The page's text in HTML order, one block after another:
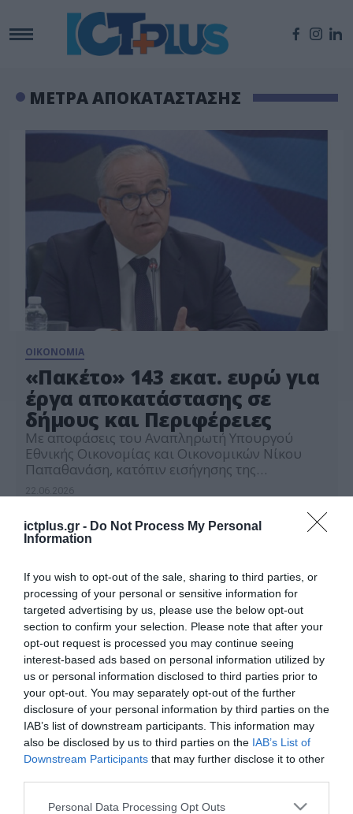
ictplus.gr - Do Not Process My Personal
Information
If you wish to opt-out of the sale, sharing to third parties, or
processing of your personal or sensitive information for
targeted advertising by us, please use the below opt-out
section to confirm your selection. Please note that after your
opt-out request is processed you may continue seeing
interest-based ads based on personal information utilized by
us or personal information disclosed to third parties prior to
your opt-out. You may separately opt-out of the further
disclosure of your personal information by third parties on the
IAB’s list of downstream participants. This information may
also be disclosed by us to third parties on the IAB’s List of
Downstream Participants that may further disclose it to other
Please note that this website/app uses one or more Google
Personal Data Processing Opt Outs
ΜΕΤΡΑ ΑΠΟΚΑΤΑΣΤΑΣΗΣ
ΟΙΚΟΝΟΜΙΑ
«Πακέτο» 143 εκατ. ευρώ για
έργα αποκατάστασης σε
δήμους και Περιφέρειες
Με αποφάσεις του Αναπληρωτή Υπουργού
Εθνικής Οικονομίας και Οικονομικών Νίκου
Παπαθανάση, κατόπιν εισήγησης της
κατανεμήθηκαν πόροι συνολικού ύψους
142.969.000 ευρώ για τη στήριξη των
Οργανισμών Τοπικής Αυτοδιοίκησης (ΟΤΑ) Α’
βαθμού, των Συνδέσμων Δήμων και των
από φυσικές καταστροφές, στο πλαίσιο του
Ειδικού Προγράμματος Αντιμετώπισης και […]